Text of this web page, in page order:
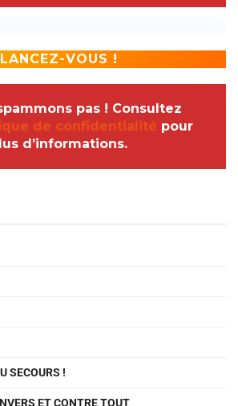
pas ! Consultez
de confidentialité pour
d’informations.
SECOURS !
ET CONTRE TOUT